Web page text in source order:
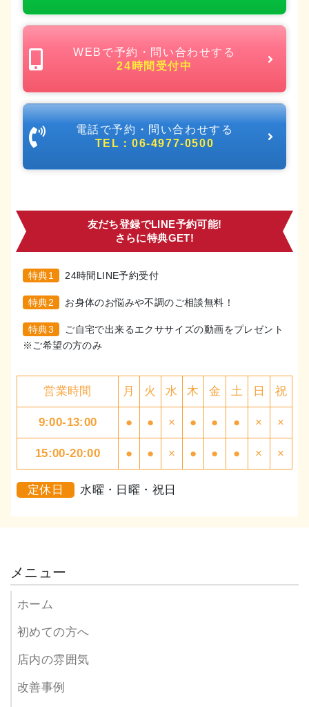
WEBで予約・問い合わせする
24時間受付中
電話で予約・問い合わせする
TEL：06-4977-0500
友だち登録でLINE予約可能!
さらに特典GET!
特典1 24時間LINE予約受付
特典2 お身体のお悩みや不調のご相談無料！
特典3
ご自宅で出来るエクササイズの動画をプレゼント
※ご希望の方のみ
営業時間 月 火 水 木 金 土 日 祝
9:00-13:00 ● ● × ● ● ● × ×
15:00-20:00 ● ● × ● ● ● × ×
定休日 水曜・日曜・祝日
メニュー
ホーム
初めての方へ
店内の雰囲気
改善事例